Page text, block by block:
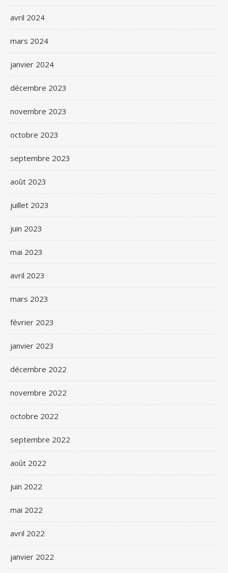
avril 2024
mars 2024
janvier 2024
décembre 2023
novembre 2023
octobre 2023
septembre 2023
août 2023
juillet 2023
juin 2023
mai 2023
avril 2023
mars 2023
février 2023
janvier 2023
décembre 2022
novembre 2022
octobre 2022
septembre 2022
août 2022
juin 2022
mai 2022
avril 2022
janvier 2022